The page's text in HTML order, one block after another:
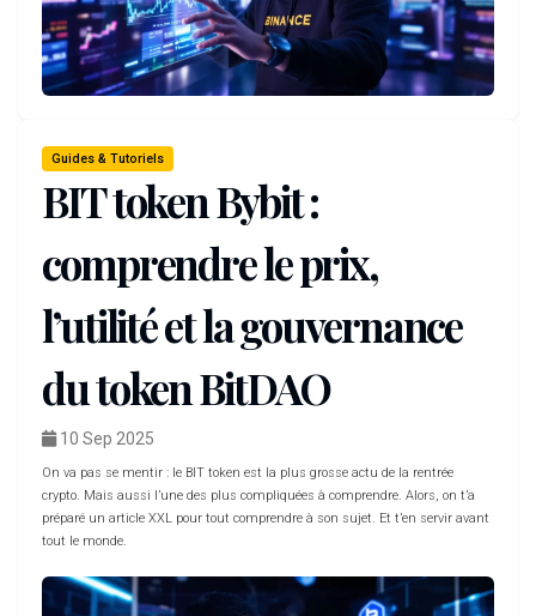
Guides & Tutoriels
BIT token Bybit :
comprendre le prix,
l’utilité et la gouvernance
du token BitDAO
10 Sep 2025
On va pas se mentir : le BIT token est la plus grosse actu de la rentrée
crypto. Mais aussi l’une des plus compliquées à comprendre. Alors, on t’a
préparé un article XXL pour tout comprendre à son sujet. Et t’en servir avant
tout le monde.